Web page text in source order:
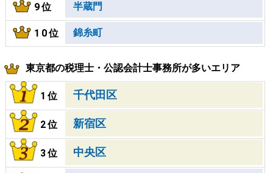
9位 半蔵門
10位 錦糸町
東京都の税理士・公認会計士事務所が多いエリア
1位 千代田区
2位 新宿区
3位 中央区